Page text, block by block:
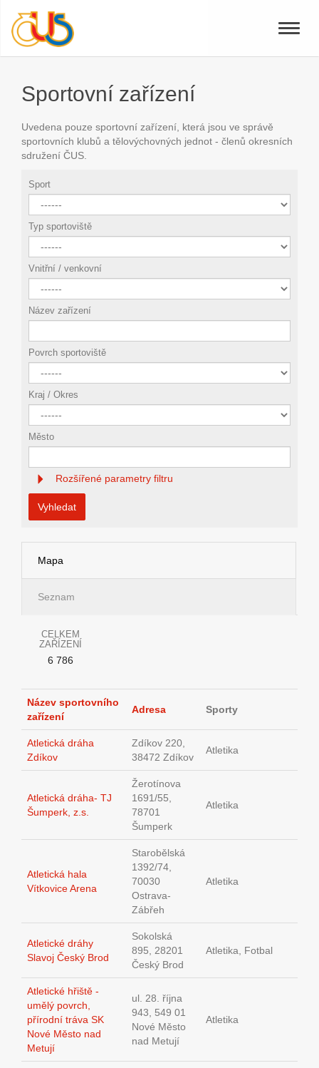
Toggle
Sportovní zařízení
Uvedena pouze sportovní zařízení, která jsou ve správě
sportovních klubů a tělovýchovných jednot - členů okresních
sdružení ČUS.
Sport
Typ sportoviště
Vnitřní / venkovní
Název zařízení
Povrch sportoviště
Kraj / Okres
Město
Rozšířené parametry filtru
Vyhledat
Mapa
Seznam
CELKEM
ZAŘÍZENÍ
6 786
Název sportovního
zařízení
Adresa Sporty
Atletická dráha
Zdíkov
Zdíkov 220,
38472 Zdíkov
Atletika
Atletická dráha- TJ
Šumperk, z.s.
Žerotínova
1691/55,
78701
Šumperk
Atletika
Atletická hala
Vítkovice Arena
Starobělská
1392/74,
70030
Ostrava-
Zábřeh
Atletika
Atletické dráhy
Slavoj Český Brod
Sokolská
895, 28201
Český Brod
Atletika, Fotbal
Atletické hřiště -
umělý povrch,
přírodní tráva SK
Nové Město nad
Metují
ul. 28. října
943, 549 01
Nové Město
nad Metují
Atletika